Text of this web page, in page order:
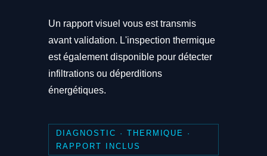
Un rapport visuel vous est transmis
avant validation. L'inspection thermique
est également disponible pour détecter
infiltrations ou déperditions
énergétiques.
DIAGNOSTIC · THERMIQUE ·
RAPPORT INCLUS